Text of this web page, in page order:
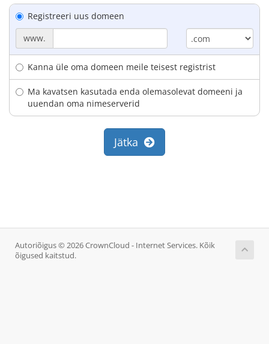
Registreeri uus domeen
www.
Kanna üle oma domeen meile teisest registrist
Ma kavatsen kasutada enda olemasolevat domeeni ja
uuendan oma nimeserverid
Jätka
Autoriõigus © 2026 CrownCloud - Internet Services. Kõik
õigused kaitstud.